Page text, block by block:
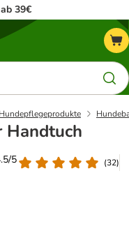
39€
Handtuch
5
(32)